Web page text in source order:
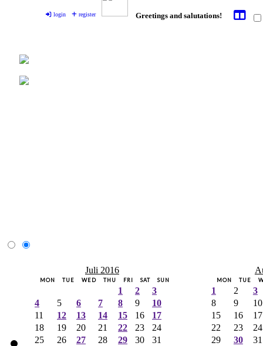
login register Greetings and salutations!
Juli 2016
MON TUE WED THU FRI SAT SUN
1 2
3
4
5 6 7 8 9
10
11
12 13 14 15 16
17
18
19 20 21 22 23
24
25
26 27 28 29 30 31
MON TUE
1 2
3
8
9
10
15
16
17
22
23
24
29
30 31